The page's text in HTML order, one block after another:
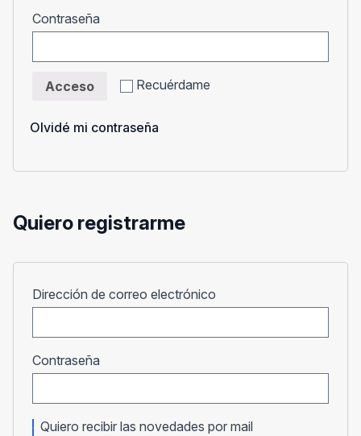
Contraseña
Recuérdame
Acceso
Olvidé mi contraseña
Quiero registrarme
Dirección de correo electrónico
Contraseña
Quiero recibir las novedades por mail